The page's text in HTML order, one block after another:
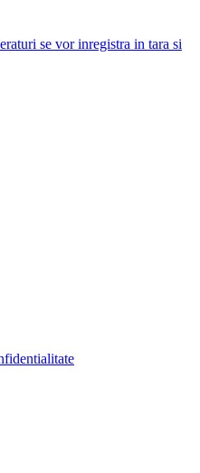
se vor inregistra in tara si